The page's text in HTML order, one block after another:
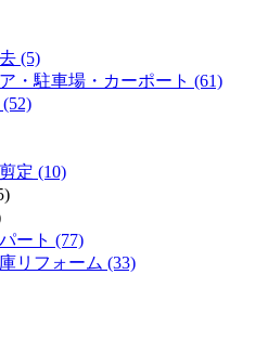
(5)
・駐車場・カーポート (61)
定 (10)
ート (77)
リフォーム (33)